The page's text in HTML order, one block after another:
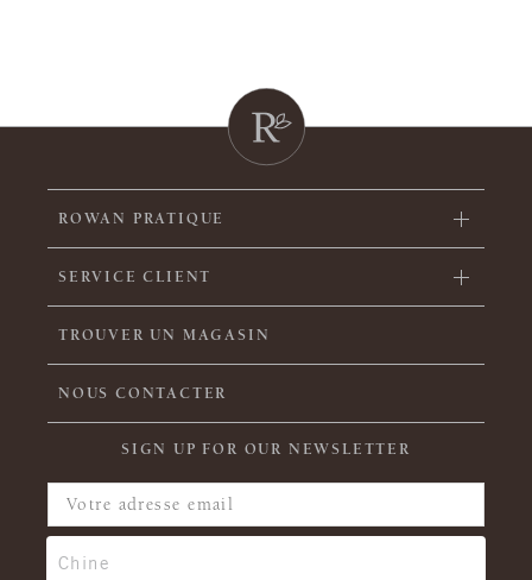
ROWAN PRATIQUE
SERVICE CLIENT
TROUVER UN MAGASIN
NOUS CONTACTER
SIGN UP FOR OUR NEWSLETTER